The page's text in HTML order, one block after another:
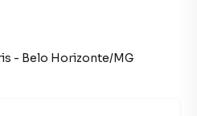
- Belo Horizonte/MG